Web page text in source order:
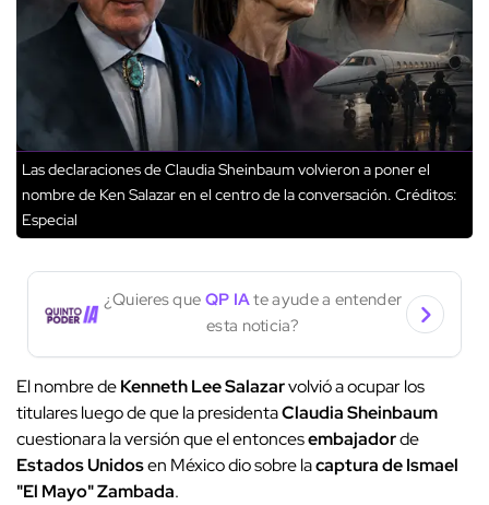
Las declaraciones de Claudia Sheinbaum volvieron a poner el
nombre de Ken Salazar en el centro de la conversación. Créditos:
Especial
¿Quieres que QP IAte ayude a entender
esta noticia?
El nombre deKenneth Lee Salazarvolvió a ocupar los
titulares luego de que la presidentaClaudia Sheinbaum
cuestionara la versión que el entoncesembajadorde
Estados Unidosen México dio sobre lacaptura de Ismael
"El Mayo" Zambada.